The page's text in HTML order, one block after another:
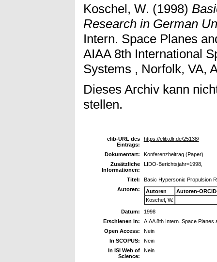
Koschel, W. (1998)
Research in German
Intern. Space Planes
AIAA 8th International
Systems , Norfolk, VA,
Dieses Archiv kann
stellen.
elib-URL des
Eintrags:
https://elib.dlr.de/25138/
Dokumentart:
Konferenzbeitrag (Paper)
Zusätzliche
Informationen:
LIDO-Berichtsjahr=1998,
Titel:
Basic Hypersonic Propulsion
Autoren:
Autoren
Autoren-
Koschel, W.
Datum:
1998
Erschienen in:
AIAA 8th Intern. Space
Open Access:
Nein
In SCOPUS:
Nein
In ISI Web of
Science:
Nein